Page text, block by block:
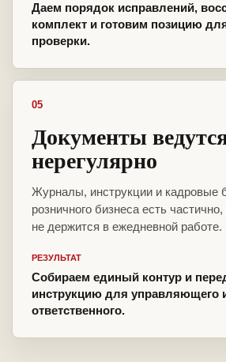
Даем порядок исправлений,
комплект и готовим позицию
проверки.
05
Документы
нерегулярно
Журналы, инструкции и кадровые
розничного бизнеса есть
не держится в ежедневной работе.
РЕЗУЛЬТАТ
Собираем единый контур и
инструкцию для управляющего
ответственного.